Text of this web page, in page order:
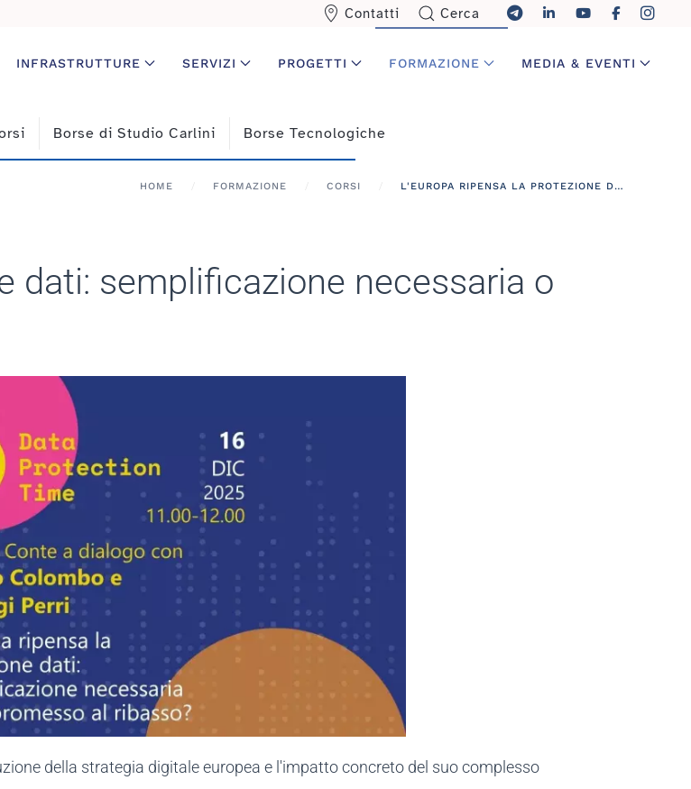
Contatti Cerca
INFRASTRUTTURE SERVIZI PROGETTI FORMAZIONE MEDIA & EVENTI
Borse di Studio Carlini Borse Tecnologiche
HOME FORMAZIONE CORSI L'EUROPA RIPENSA LA PROTEZIONE DATI: SEMPLIFICAZIONE NECESSARIA O COMPROMESSO AL RIBASSO?
dati: semplificazione necessaria o
della strategia digitale europea e l'impatto concreto del suo complesso